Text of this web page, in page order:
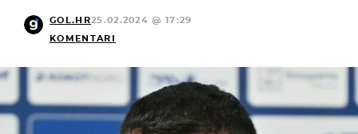
GOL.HR25.02.2024 @ 17:29
KOMENTARI